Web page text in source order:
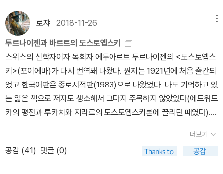
는 즐거움》, 《숲에서 살려낸 우리말》, 《마을에서 살려낸 우리말》,
《읽는 우리말 사전 1·2·3》 들을 썼습니다. blog.naver.com/hbookl
ove
'투신'에 비유했다. 우리가 알 수 없는 미지의 것에 모든 생각과 실존
의 불안을 내려놓고 몸과 정신을 내던지는 것. 또 지옥으로 추락하는
느낌은 저편에서 이편으로 찾아오는 신의 두드림일 수도 있다고 했
다. 이걸 어떻게 받아들이느냐는 개인의 몫이다. 이런 측면에서 도스
토예프스키 소설의 말미에 나오는 주인공들의 기독교적 변화가 너무
개연성이 없다는 주장에 이성적으로는 동의하지만 신학적으로는 동
의하지 않는다. 예수 부활도 이성적으로는 말도 안 되는 이야기다.그
나저나 난 아직 믿음이 없다.*예전 학부 도스토예프스키 문학 수업
던 적이 있다. 얼마 전까지만 해도 그 생각을 유지해왔다. 하지만 이
책을 만나고 도작가에 대한 생각이 180도 바뀌었다. 요즘은 악령을
읽고 있다.
로쟈 2018-11-26
투르나이젠과 바르트의 도스토옙스키
스위스의 신학자이자 목회자 에두아르트 투르나이젠의 <도스토옙스
키>(포이에마)가 다시 번역돼 나왔다. 원저는 1921년에 처음 출간되
었고 한국어판은 종로서적판(1983)으로 나왔었다. 나도 기억하고 있
는 얇은 책으로 저자도 생소해서 그다지 주목하지 않았었다(에드워드
카의 평전과 루카치와 지라르의 도스토옙스키론에 끌리던 때였다).
독해에도 흥미를 느낀다(당면한 관심사는 니체와 도스토옙스키의 관
계를 해명하는 것이다). 게다가 투르나이젠의 <도스토옙스키>는 20
세기초 최대 신학자 칼 바르트에게 큰 영향을 미친다. 바르트는 이렇
더보기
공감 (41) 댓글 (0)